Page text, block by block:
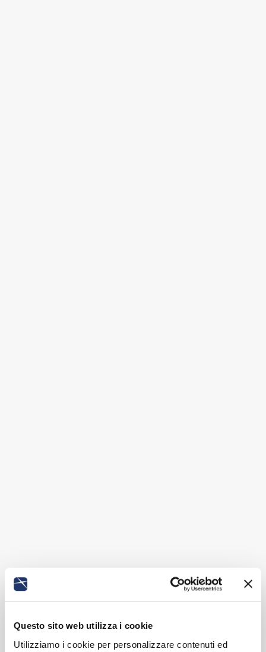
Questo sito web utilizza i cookie
Utilizziamo i cookie per personalizzare contenuti ed